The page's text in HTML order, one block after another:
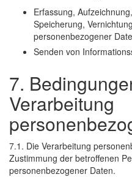
Erfassung,
Speicherung,
personenbezogener
Senden von
7.
Verarbeitung
7.1. Die Verarbeitung
Zustimmung der betroffenen
personenbezogener Daten.